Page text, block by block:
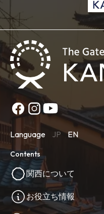
Language JP EN
Contents
関西について
お役立ち情報